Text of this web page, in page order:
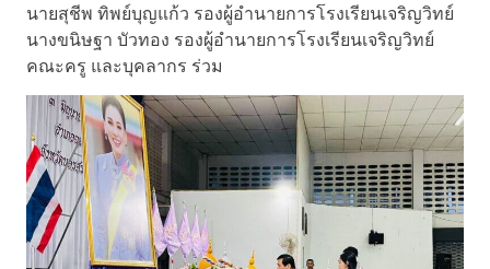
นายสุชีพ ทิพย์บุญแก้ว รองผู้อำนายการโรงเรียนเจริญวิทย์
นางขนิษฐา บัวทอง รองผู้อำนายการโรงเรียนเจริญวิทย์
คณะครู และบุคลากร ร่วม